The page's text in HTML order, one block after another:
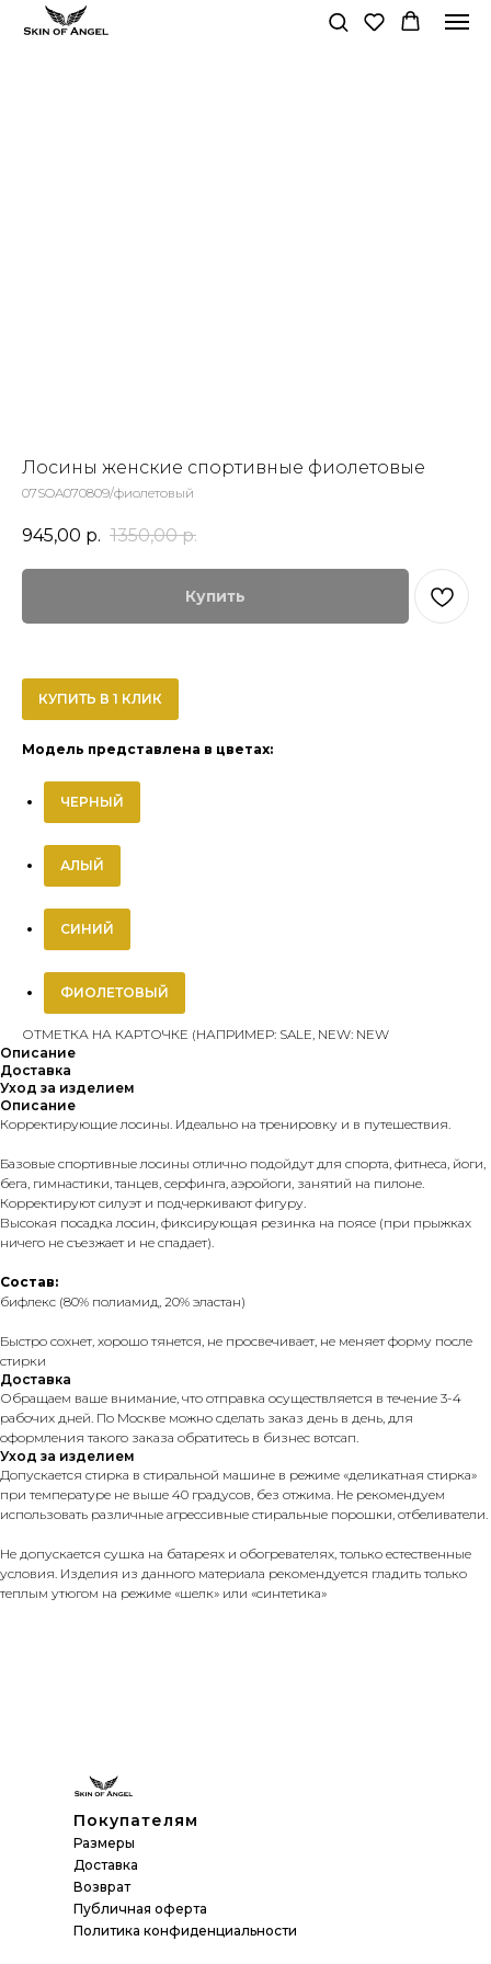
Лосины женские спортивные фиолетовые
07SOA070809/фиолетовый
945,00 р. 1350,00 р.
Купить
КУПИТЬ В 1 КЛИК
Модель представлена в цветах:
ЧЕРНЫЙ
АЛЫЙ
СИНИЙ
ФИОЛЕТОВЫЙ
ОТМЕТКА НА КАРТОЧКЕ (НАПРИМЕР: SALE, NEW: NEW
Описание
Доставка
Уход за изделием
Описание
Корректирующие лосины. Идеально на тренировку и в путешествия.
Базовые спортивные лосины отлично подойдут для спорта, фитнеса, йоги,
бега, гимнастики, танцев, серфинга, аэройоги, занятий на пилоне.
Корректируют силуэт и подчеркивают фигуру.
Высокая посадка лосин, фиксирующая резинка на поясе (при прыжках
ничего не съезжает и не спадает).
Состав:
бифлекс (80% полиамид, 20% эластан)
Быстро сохнет, хорошо тянется, не просвечивает, не меняет форму после
стирки
Доставка
Обращаем ваше внимание, что отправка осуществляется в течение 3-4
рабочих дней. По Москве можно сделать заказ день в день, для
оформления такого заказа обратитесь в бизнес вотсап.
Уход за изделием
Допускается стирка в стиральной машине в режиме «деликатная стирка»
при температуре не выше 40 градусов, без отжима. Не рекомендуем
использовать различные агрессивные стиральные порошки, отбеливатели.
Не допускается сушка на батареях и обогревателях, только естественные
условия. Изделия из данного материала рекомендуется гладить только
теплым утюгом на режиме «шелк» или «синтетика»
Покупателям
Размеры
Доставка
Публичная оферта
Политика конфиденциальности
Возврат